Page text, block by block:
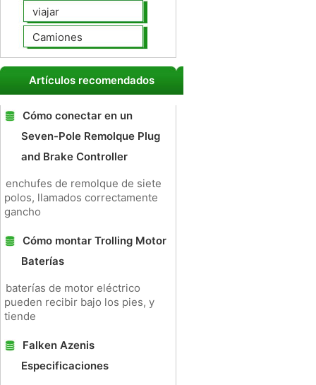
viajar
Camiones
Artículos recomendados
Cómo conectar en un
Seven-Pole Remolque Plug
and Brake Controller
enchufes de remolque de siete
polos, llamados correctamente
gancho
Cómo montar Trolling Motor
Baterías
baterías de motor eléctrico
pueden recibir bajo los pies, y
tiende
Falken Azenis
Especificaciones